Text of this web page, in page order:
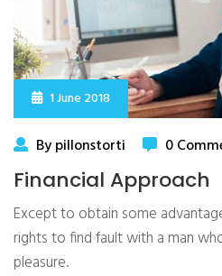
1 June 2018
By pillonstorti 0
Financial Approach
Except to obtain some
rights to find fault with a man
pleasure.